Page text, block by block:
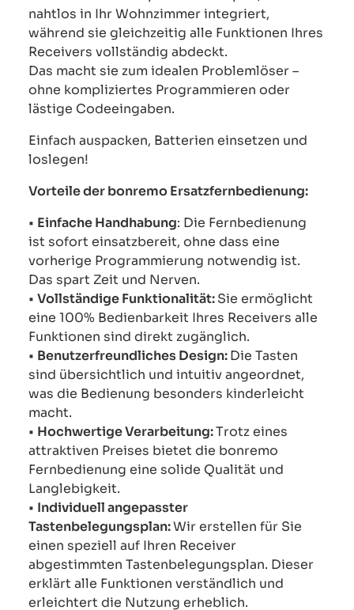
nahtlos in Ihr Wohnzimmer integriert,
während sie gleichzeitig alle Funktionen Ihres
Receivers vollständig abdeckt.
Das macht sie zum idealen Problemlöser –
ohne kompliziertes Programmieren oder
lästige Codeeingaben.
Einfach auspacken, Batterien einsetzen und
loslegen!
Vorteile der bonremo Ersatzfernbedienung:
• Einfache Handhabung: Die Fernbedienung
ist sofort einsatzbereit, ohne dass eine
vorherige Programmierung notwendig ist.
Das spart Zeit und Nerven.
• Vollständige Funktionalität:Sie ermöglicht
eine 100% Bedienbarkeit Ihres Receivers alle
Funktionen sind direkt zugänglich.
• Benutzerfreundliches Design:Die Tasten
sind übersichtlich und intuitiv angeordnet,
was die Bedienung besonders kinderleicht
macht.
• Hochwertige Verarbeitung:Trotz eines
attraktiven Preises bietet die bonremo
Fernbedienung eine solide Qualität und
Langlebigkeit.
• Individuell angepasster
Tastenbelegungsplan:Wir erstellen für Sie
einen speziell auf Ihren Receiver
abgestimmten Tastenbelegungsplan. Dieser
erklärt alle Funktionen verständlich und
erleichtert die Nutzung erheblich.